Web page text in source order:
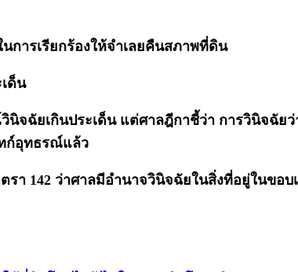
การเรียกร้องให้จำเลยคืนสภาพที่ดิน
ด็น
นิจฉัยเกินประเด็น แต่ศาลฎีกาชี้ว่า การวินิจฉัยว่
ก์อุทธรณ์แล้ว
า 142 ว่าศาลมีอำนาจวินิจฉัยในสิ่งที่อยู่ในขอบ